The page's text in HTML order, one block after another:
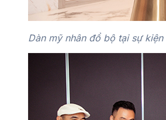
Dàn mỹ nhân đổ bộ tại sự kiện